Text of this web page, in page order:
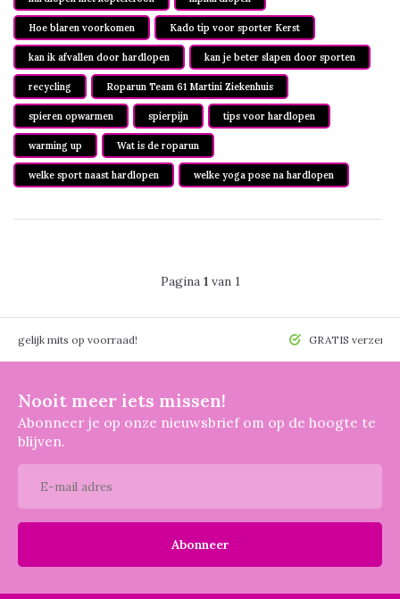
Hoe blaren voorkomen Kado tip voor sporter Kerst
kan ik afvallen door hardlopen kan je beter slapen door sporten
recycling Roparun Team 61 Martini Ziekenhuis
spieren opwarmen spierpijn tips voor hardlopen
warming up Wat is de roparun
welke sport naast hardlopen welke yoga pose na hardlopen
Pagina 1van 1
mits op voorraad! GRATIS
Nooit meer iets missen!
Abonneer je op onze nieuwsbrief om op de hoogte te
blijven.
Abonneer